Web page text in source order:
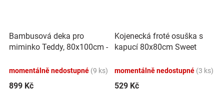
Bambusová deka pro
miminko Teddy, 80x100cm -
momentálně nedostupné (9 ks)
899 Kč
Kojenecká froté osuška s
kapucí 80x80cm Sweet
momentálně nedostupné (3 ks)
529 Kč